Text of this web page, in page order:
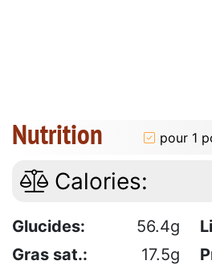
Nutrition pour 1
Calories:
Glucides: 56.4g
Gras sat.:
17.5g